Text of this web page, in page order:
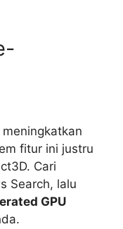
fitur ini justru
Cari
Search, lalu
GPU